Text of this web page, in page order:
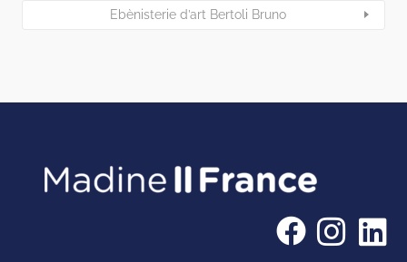
Ebènisterie d’art Bertoli Bruno